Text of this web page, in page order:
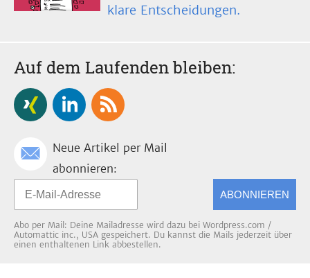
klare Entscheidungen.
Auf dem Laufenden bleiben:
Neue Artikel per Mail
abonnieren:
ABONNIEREN
Abo per Mail: Deine Mailadresse wird dazu bei Wordpress.com /
Automattic inc., USA gespeichert. Du kannst die Mails jederzeit über
einen enthaltenen Link abbestellen.